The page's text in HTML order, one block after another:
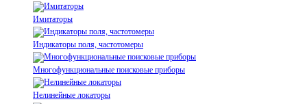
Имитаторы
Индикаторы поля, частотомеры
Многофункциональные поисковые приборы
Нелинейные локаторы